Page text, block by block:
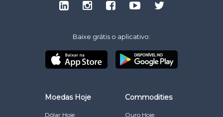
Baixe grátis o aplicativo:
Moedas Hoje
Dólar Hoje
Commodities
Ouro Hoje